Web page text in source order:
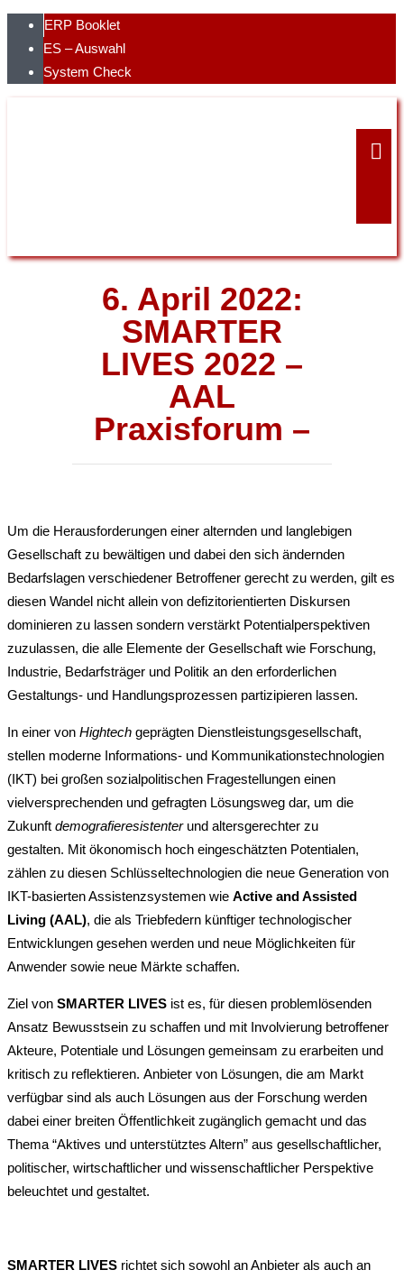
Skip
content
ERP Booklet
ES – Auswahl
System Check
6. April 2022:
SMARTER
LIVES 2022 –
AAL
Praxisforum –
Um die Herausforderungen einer alternden und langlebigen
Gesellschaft zu bewältigen und dabei den sich ändernden
Bedarfslagen verschiedener Betroffener gerecht zu werden, gilt es
diesen Wandel nicht allein von defizitorientierten Diskursen
dominieren zu lassen sondern verstärkt Potentialperspektiven
zuzulassen, die alle Elemente der Gesellschaft wie Forschung,
Industrie, Bedarfsträger und Politik an den erforderlichen
Gestaltungs- und Handlungsprozessen partizipieren lassen.
In einer von Hightech geprägten Dienstleistungsgesellschaft,
stellen moderne Informations- und Kommunikationstechnologien
(IKT) bei großen sozialpolitischen Fragestellungen einen
vielversprechenden und gefragten Lösungsweg dar, um die
Zukunft demografieresistenter und altersgerechter zu
gestalten. Mit ökonomisch hoch eingeschätzten Potentialen,
zählen zu diesen Schlüsseltechnologien die neue Generation von
IKT-basierten Assistenzsystemen wie Active and Assisted
Living (AAL), die als Triebfedern künftiger technologischer
Entwicklungen gesehen werden und neue Möglichkeiten für
Anwender sowie neue Märkte schaffen.
Ziel von SMARTER LIVES ist es, für diesen problemlösenden
Ansatz Bewusstsein zu schaffen und mit Involvierung betroffener
Akteure, Potentiale und Lösungen gemeinsam zu erarbeiten und
kritisch zu reflektieren. Anbieter von Lösungen, die am Markt
verfügbar sind als auch Lösungen aus der Forschung werden
dabei einer breiten Öffentlichkeit zugänglich gemacht und das
Thema “Aktives und unterstütztes Altern” aus gesellschaftlicher,
politischer, wirtschaftlicher und wissenschaftlicher Perspektive
beleuchtet und gestaltet.
SMARTER LIVES richtet sich sowohl an Anbieter als auch an